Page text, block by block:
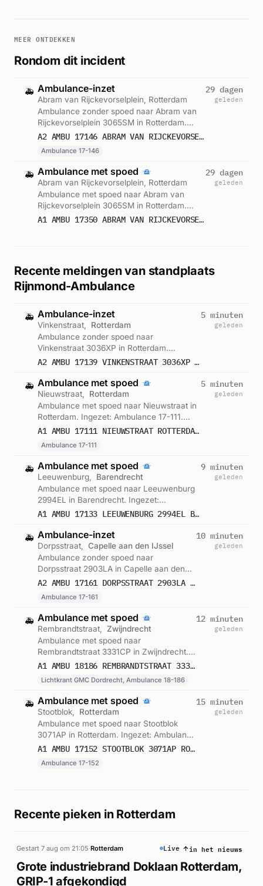
MEER ONTDEKKEN
Rondom dit incident
🚑 Ambulance-inzet
Abram van Rijckevorselplein, Rotterdam
Ambulance zonder spoed naar Abram van
Rijckevorselplein 3065SM in Rotterdam.
Ingezet: Ambulance 17-146. Gemeld om
A2 AMBU 17146 ABRAM VAN RIJCKEVORSELPLEIN 3065SM ROTTERDAM ROTTDM BON 106543
Ambulance 17-146
29 dagen
geleden
🚑 Ambulance met spoed
Abram van Rijckevorselplein, Rotterdam
Ambulance met spoed naar Abram van
Rijckevorselplein 3065SM in Rotterdam.
Ingezet: Ambulance. Gemeld om 16:23.
A1 AMBU 17350 ABRAM VAN RIJCKEVORSELPLEIN 3065SM ROTTERDAM ROTTDM BON 106538
29 dagen
geleden
Recente meldingen van standplaats
Rijnmond-Ambulance
🚑 Ambulance-inzet
Vinkenstraat,
Rotterdam
Ambulance zonder spoed naar
Vinkenstraat 3036XP in Rotterdam.
Ingezet: Ambulance. Gemeld om 23:02.
A2 AMBU 17139 VINKENSTRAAT 3036XP ROTTERDAM ROTTDM BON 122637
5 minuten
geleden
🚑 Ambulance met spoed
Nieuwstraat,
Rotterdam
Ambulance met spoed naar Nieuwstraat in
Rotterdam. Ingezet: Ambulance 17-111.
Gemeld om 23:01.
A1 AMBU 17111 NIEUWSTRAAT ROTTERDAM ROTTDM BON 122636
Ambulance 17-111
5 minuten
geleden
🚑 Ambulance met spoed
Leeuwenburg,
Barendrecht
Ambulance met spoed naar Leeuwenburg
2994EL in Barendrecht. Ingezet:
Ambulance. Gemeld om 22:58.
A1 AMBU 17133 LEEUWENBURG 2994EL BARENDRECHT BARDRT BON 122635
9 minuten
geleden
🚑 Ambulance-inzet
Dorpsstraat,
Capelle aan den IJssel
Ambulance zonder spoed naar
Dorpsstraat 2903LA in Capelle aan den
IJssel. Ingezet: Ambulance 17-161.
A2 AMBU 17161 DORPSSTRAAT 2903LA CAPELLE AAN DEN IJSSEL CAPIJS BON 122634
Ambulance 17-161
10 minuten
geleden
🚑 Ambulance met spoed
Rembrandtstraat,
Zwijndrecht
Ambulance met spoed naar
Rembrandtstraat 3331CP in Zwijndrecht.
Ingezet: Lichtkrant GMC Dordrecht,
A1 AMBU 18186 REMBRANDTSTRAAT 3331CP ZWIJNDRECHT ZWIJND BON 122633
Lichtkrant GMC Dordrecht, Ambulance 18-186
12 minuten
geleden
🚑 Ambulance met spoed
Stootblok,
Rotterdam
Ambulance met spoed naar Stootblok
3071AP in Rotterdam. Ingezet: Ambulance
17-152. Gemeld om 22:51.
A1 AMBU 17152 STOOTBLOK 3071AP ROTTERDAM ROTTDM BON 122631
Ambulance 17-152
15 minuten
geleden
Recente pieken in Rotterdam
Gestart 7 aug om 21:05·Rotterdam Live in het nieuws
Grote industriebrand Doklaan Rotterdam,
GRIP-1 afgekondigd